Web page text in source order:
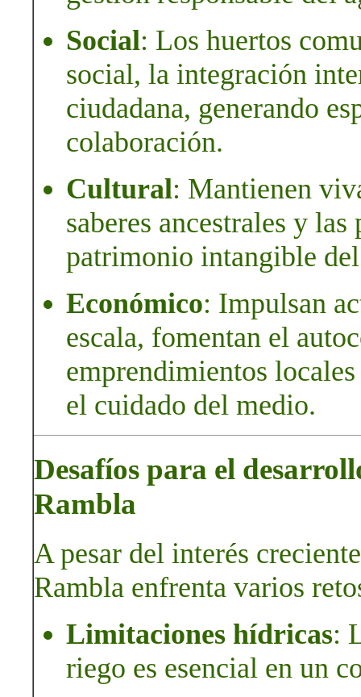
Social: Los huertos
social, la integración
ciudadana, generando
colaboración.
Cultural: Mantienen
saberes ancestrales y
patrimonio intangible
Económico: Impulsan
escala, fomentan el
emprendimientos
el cuidado del medio.
Desafíos para el
Rambla
A pesar del interés
Rambla enfrenta varios
Limitaciones hídricas:
riego es esencial en un